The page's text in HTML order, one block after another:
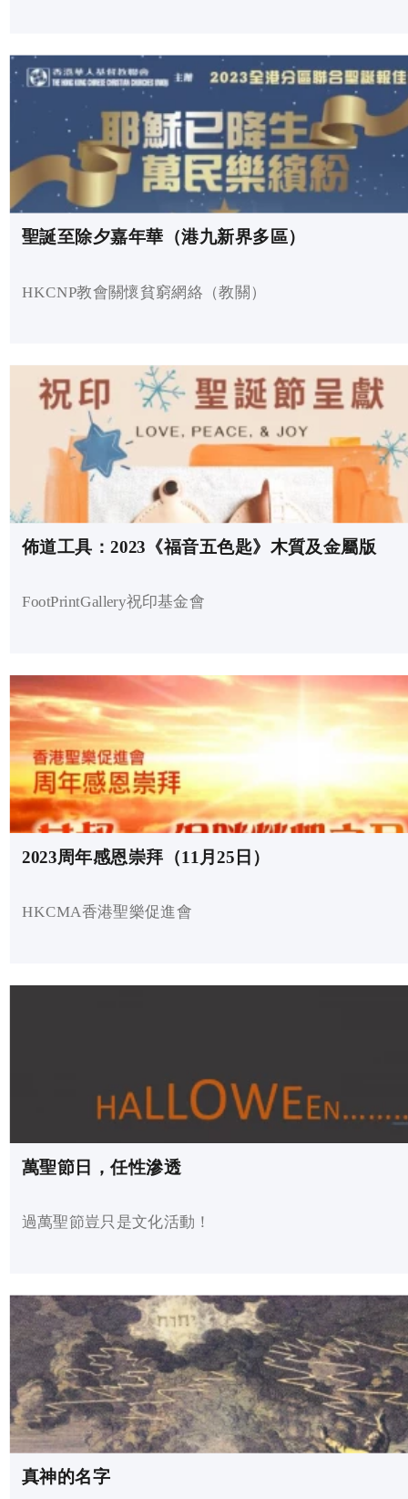
聖誕至除夕嘉年華（港九新界多區）
HKCNP教會關懷貧窮網絡（教關）
佈道工具：2023《福音五色匙》木質及金屬版
FootPrintGallery祝印基金會
2023周年感恩崇拜（11月25日）
HKCMA香港聖樂促進會
萬聖節日，任性滲透
過萬聖節豈只是文化活動！
真神的名字